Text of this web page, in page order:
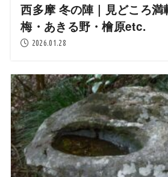
西多摩 冬の陣｜見どころ満
梅・あきる野・檜原etc.
2026.01.28